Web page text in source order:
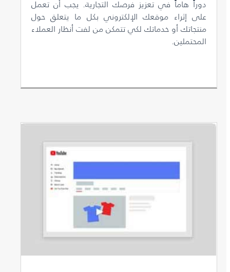
دوراً هاماً في تعزيز فرصك التجارية. يجب أن تعمل
على إثراء موقعك الإلكتروني بكل ما يتعلق حول
منتجاتك أو خدماتك لكي تتمكن من لفت أنظار العملاء
المحتملين.